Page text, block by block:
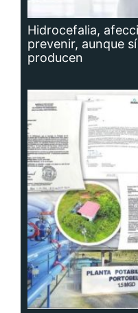
Hidrocefalia,
prevenir, aunque
producen